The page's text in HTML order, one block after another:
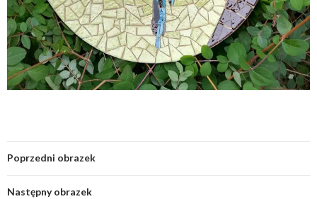
Poprzedni obrazek
Następny obrazek